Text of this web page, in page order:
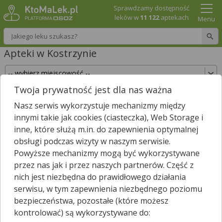
Wpisz nazwę leku
Sprawdzamy dostępność
leków w11 122aptekach Menu
Apteki w Kostrzynie
Sprawdź, które apteki w Kostrzynie posiadają
Twój lek i zarezerwuj go już teraz!
Wpisz nazwę leku
W Kostrzynie jest7
aptek.
Wybierz typ aptek
Twoja prywatność jest dla nas ważna
Nasz serwis wykorzystuje mechanizmy między
innymi takie jak cookies (ciasteczka), Web Storage i
inne, które służą m.in. do zapewnienia optymalnej
obsługi podczas wizyty w naszym serwisie.
Powyższe mechanizmy mogą być wykorzystywane
przez nas jak i przez naszych partnerów. Część z
nich jest niezbędna do prawidłowego działania
serwisu, w tym zapewnienia niezbędnego poziomu
bezpieczeństwa, pozostałe (które możesz
kontrolować) są wykorzystywane do: